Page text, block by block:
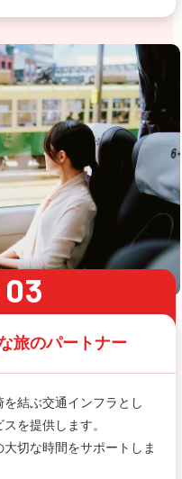
03
旅のパートナー
結ぶ交通インフラとし
を提供します。
切な時間をサポートしま